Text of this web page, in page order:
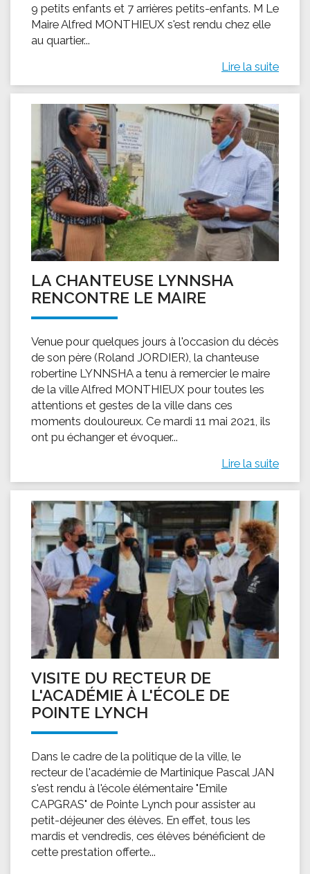
9 petits enfants et 7 arrières petits-enfants. M Le
Maire Alfred MONTHIEUX s'est rendu chez elle
au quartier...
Lire la suite
LA CHANTEUSE LYNNSHA
RENCONTRE LE MAIRE
Venue pour quelques jours à l'occasion du décès
de son père (Roland JORDIER), la chanteuse
robertine LYNNSHA a tenu à remercier le maire
de la ville Alfred MONTHIEUX pour toutes les
attentions et gestes de la ville dans ces
moments douloureux. Ce mardi 11 mai 2021, ils
ont pu échanger et évoquer...
Lire la suite
VISITE DU RECTEUR DE
L'ACADÉMIE À L'ÉCOLE DE
POINTE LYNCH
Dans le cadre de la politique de la ville, le
recteur de l'académie de Martinique Pascal JAN
s'est rendu à l'école élémentaire "Emile
CAPGRAS" de Pointe Lynch pour assister au
petit-déjeuner des élèves. En effet, tous les
mardis et vendredis, ces élèves bénéficient de
cette prestation offerte...